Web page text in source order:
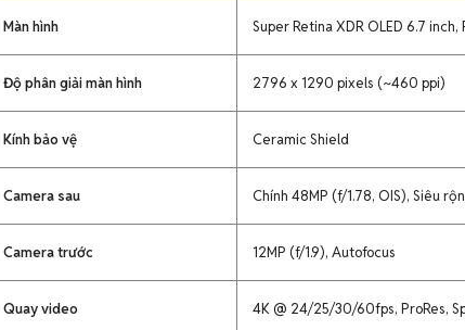
Màn hình Super Retina XDR OLED 6.7
Độ phân giải màn hình 2796 x 1290 pixels (~460 ppi)
Kính bảo vệ Ceramic Shield
Camera sau Chính 48MP (f/1.78, OIS), Siêu
Camera trước 12MP (f/1.9), Autofocus
Quay video 4K @ 24/25/30/60fps, ProRes,